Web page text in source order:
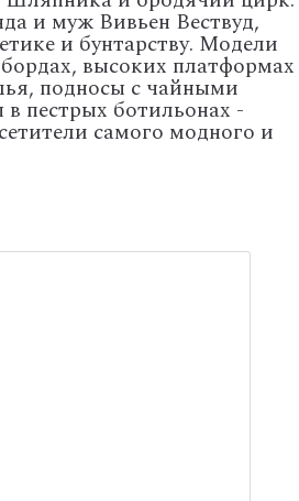
и муж Вивьен Вествуд,
и бунтарству. Модели
высоких
подносы с чайными
пестрых ботильонах -
самого модного и